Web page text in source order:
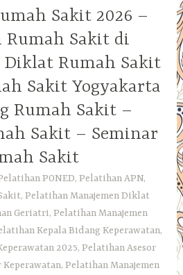
Sakit 2026 –
Rumah Sakit di
Diklat Rumah Sakit
Sakit Yogyakarta
Rumah Sakit –
Sakit – Seminar
Sakit
PONED, Pelatihan APN,
Pelatihan Manajemen Diklat
Geriatri, Pelatihan Manajemen
Kepala Bidang Keperawatan,
2025, Pelatihan Asesor
Pelatihan Manajemen